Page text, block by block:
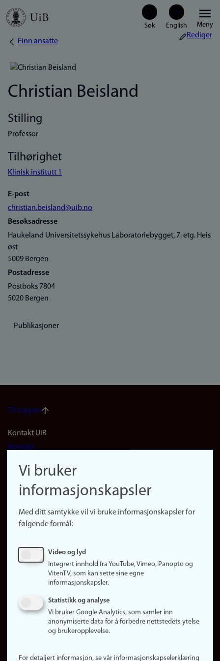
Hopp
Meny
Navigasjonssti
Finn ansatte
Rediger
Christian Beisland
Stilling
Professor
Tilhørighet
Klinisk institutt 1
E-post
christian.beisland@uib.no
Besøksadresse
Haukeland Universitetssykehus Laboratoriebygget, 7. etg. Heis
øst
5009 Bergen
Postadresse
Postboks 7804
5020 Bergen
Publikasjoner
Til toppen
Footer
(no)
Kontakt UiB
Kontakt
Finn forsker
Presse
Finn studier
Ledige stillinger
Om nettstedet
Informasjonskapsler
Vi bruker
informasjonskapsler
Med ditt samtykke vil vi bruke informasjonskapsler for
følgende formål:
Video og lyd
Integrert innhold fra YouTube, Vimeo, Panopto og
VitenTV, som kan sette sine egne
informasjonskapsler.
Statistikk og analyse
Vi bruker Google Analytics, som samler inn
anonymiserte data for å forbedre nettstedets ytelse
og brukeropplevelse.
For detaljert informasjon, se vår informasjonskapselerklæring